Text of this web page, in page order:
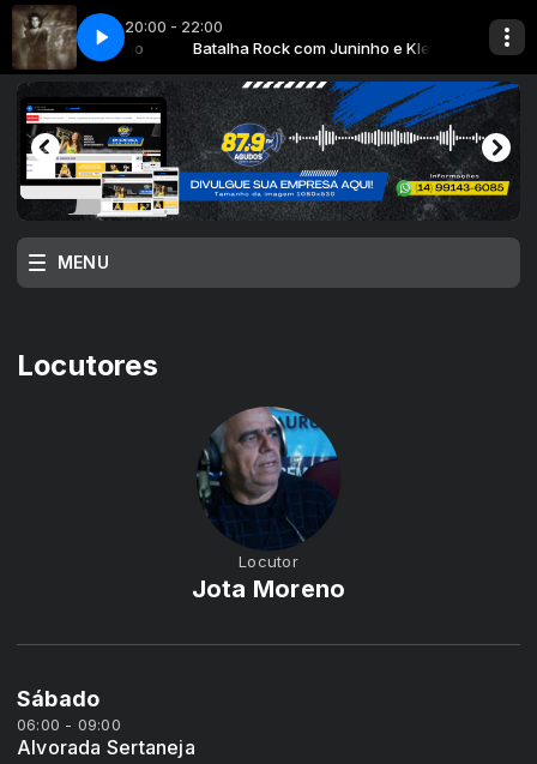
20:00 - 22:00
Juninho e Klebão Batalha Rock com Juninho e Klebão
To The Siren This Mortal Coil - Song To The Siren
MENU
Locutores
Locutor
Jota Moreno
Sábado
06:00 - 09:00
Alvorada Sertaneja